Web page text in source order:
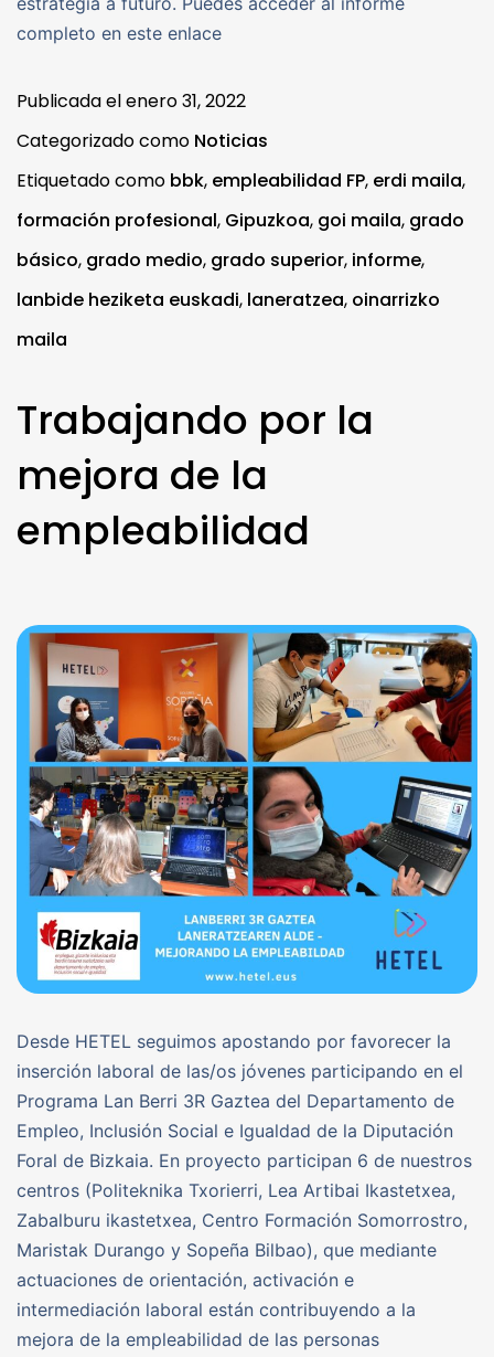
completo en este enlace
Publicada elenero 31, 2022
Categorizado como Noticias
Etiquetado como bbk, empleabilidad FP, erdi maila,
formación profesional, Gipuzkoa, goi maila, grado
básico, grado medio, grado superior, informe,
lanbide heziketa euskadi, laneratzea, oinarrizko
maila
Trabajando por la
mejora de la
empleabilidad
Desde HETEL seguimos apostando por favorecer la
inserción laboral de las/os jóvenes participando en el
Programa Lan Berri 3R Gaztea del Departamento de
Empleo, Inclusión Social e Igualdad de la Diputación
Foral de Bizkaia. En proyecto participan 6 de nuestros
centros (Politeknika Txorierri, Lea Artibai Ikastetxea,
Zabalburu ikastetxea, Centro Formación Somorrostro,
Maristak Durango y Sopeña Bilbao), que mediante
actuaciones de orientación, activación e
intermediación laboral están contribuyendo a la
mejora de la empleabilidad de las personas